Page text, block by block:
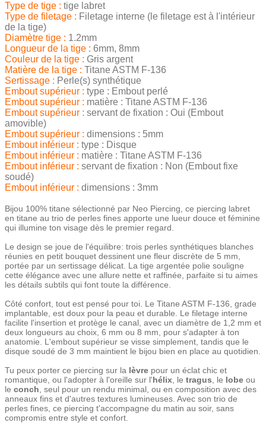
Type de tige : tige labret
Type de filetage : Filetage interne (le filetage est à l'intérieur
de la tige)
Diamètre tige : 1.2mm
Longueur de la tige : 6mm, 8mm
Couleur de la tige : Gris argent
Matière de la tige : Titane ASTM F-136
Sertissage : Perle(s) synthétique
Embout supérieur : type : Embout perlé
Embout supérieur : matière : Titane ASTM F-136
Embout supérieur : servant de fixation : Oui (Embout
amovible)
Embout supérieur : dimensions : 5mm
Embout inférieur : type : Disque
Embout inférieur : matière : Titane ASTM F-136
Embout inférieur : servant de fixation : Non (Embout fixe
soudé)
Embout inférieur : dimensions : 3mm
Bijou 100% titane sélectionné par Neo Piercing, ce piercing labret
en titane au trio de perles fines apporte une lueur douce et féminine
qui illumine ton visage dès le premier regard.
Le design se joue de l'équilibre: trois perles synthétiques blanches
réunies en petit bouquet dessinent une fleur discrète de 5 mm,
portée par un sertissage délicat. La tige argentée polie souligne
cette élégance avec une allure nette et raffinée, parfaite si tu aimes
les détails subtils qui font toute la différence.
Côté confort, tout est pensé pour toi. Le Titane ASTM F-136, grade
implantable, est doux pour la peau et durable. Le filetage interne
facilite l'insertion et protège le canal, avec un diamètre de 1,2 mm et
deux longueurs au choix, 6 mm ou 8 mm, pour s'adapter à ton
anatomie. L'embout supérieur se visse simplement, tandis que le
disque soudé de 3 mm maintient le bijou bien en place au quotidien.
Tu peux porter ce piercing sur la lèvre pour un éclat chic et
romantique, ou l'adopter à l'oreille sur l'hélix, le tragus, le lobe ou
le conch, seul pour un rendu minimal, ou en composition avec des
anneaux fins et d'autres textures lumineuses. Avec son trio de
perles fines, ce piercing t'accompagne du matin au soir, sans
compromis entre style et confort.